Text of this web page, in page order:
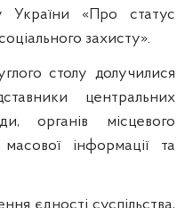
України «Про статус
захисту».
столу долучилися
центральних
органів місцевого
інформації та